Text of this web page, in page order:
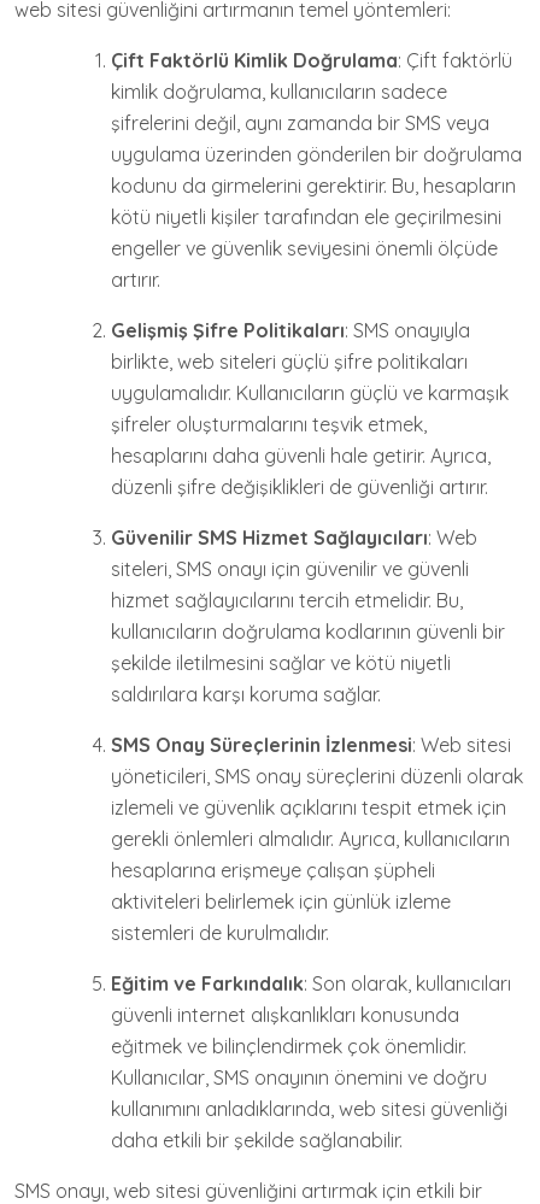
web sitesi güvenliğini artırmanın temel yöntemleri:
Çift Faktörlü Kimlik Doğrulama: Çift faktörlü
kimlik doğrulama, kullanıcıların sadece
şifrelerini değil, aynı zamanda bir SMS veya
uygulama üzerinden gönderilen bir doğrulama
kodunu da girmelerini gerektirir. Bu, hesapların
kötü niyetli kişiler tarafından ele geçirilmesini
engeller ve güvenlik seviyesini önemli ölçüde
artırır.
Gelişmiş Şifre Politikaları: SMS onayıyla
birlikte, web siteleri güçlü şifre politikaları
uygulamalıdır. Kullanıcıların güçlü ve karmaşık
şifreler oluşturmalarını teşvik etmek,
hesaplarını daha güvenli hale getirir. Ayrıca,
düzenli şifre değişiklikleri de güvenliği artırır.
Güvenilir SMS Hizmet Sağlayıcıları: Web
siteleri, SMS onayı için güvenilir ve güvenli
hizmet sağlayıcılarını tercih etmelidir. Bu,
kullanıcıların doğrulama kodlarının güvenli bir
şekilde iletilmesini sağlar ve kötü niyetli
saldırılara karşı koruma sağlar.
SMS Onay Süreçlerinin İzlenmesi: Web sitesi
yöneticileri, SMS onay süreçlerini düzenli olarak
izlemeli ve güvenlik açıklarını tespit etmek için
gerekli önlemleri almalıdır. Ayrıca, kullanıcıların
hesaplarına erişmeye çalışan şüpheli
aktiviteleri belirlemek için günlük izleme
sistemleri de kurulmalıdır.
Eğitim ve Farkındalık: Son olarak, kullanıcıları
güvenli internet alışkanlıkları konusunda
eğitmek ve bilinçlendirmek çok önemlidir.
Kullanıcılar, SMS onayının önemini ve doğru
kullanımını anladıklarında, web sitesi güvenliği
daha etkili bir şekilde sağlanabilir.
SMS onayı, web sitesi güvenliğini artırmak için etkili bir